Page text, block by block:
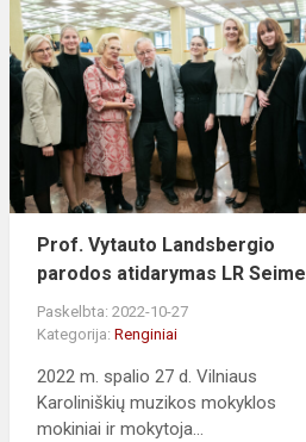
Prof. Vytauto Landsbergio
parodos atidarymas LR Seime
Paskelbta: 2022-10-27
Kategorija:Renginiai
2022 m. spalio 27 d. Vilniaus
Karoliniškių muzikos mokyklos
mokiniai ir mokytoja...